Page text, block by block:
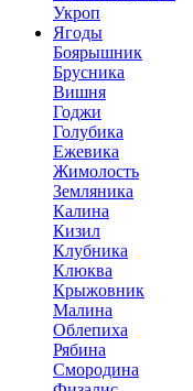
Укроп
Ягоды
Боярышник
Брусника
Вишня
Годжи
Голубика
Ежевика
Жимолость
Земляника
Калина
Кизил
Клубника
Клюква
Крыжовник
Малина
Облепиха
Рябина
Смородина